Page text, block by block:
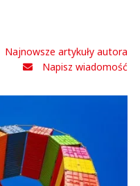
Najnowsze artykuły autora
Napisz wiadomość